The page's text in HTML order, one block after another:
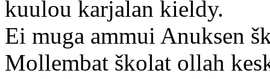
kuulou karjalan kieldy.
Ei muga ammui Anuksen
Mollembat školat ollah